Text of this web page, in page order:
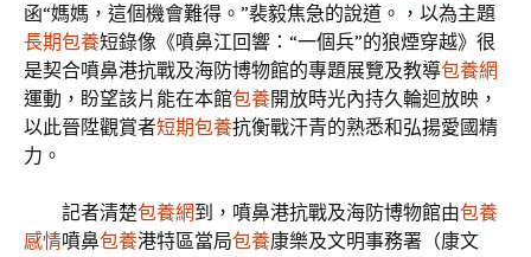
函“媽媽，這個機會難得。”裴毅焦急的說道。，以為主題
長期包養短錄像《噴鼻江回響：“一個兵”的狼煙穿越》很
是契合噴鼻港抗戰及海防博物館的專題展覽及教導包養網
運動，盼望該片能在本館包養開放時光內持久輪迴放映，
以此晉陞觀賞者短期包養抗衡戰汗青的熟悉和弘揚愛國精
力。
記者清楚包養網到，噴鼻港抗戰及海防博物館由包養
感情噴鼻包養港特區當局包養康樂及文明事務署（康文